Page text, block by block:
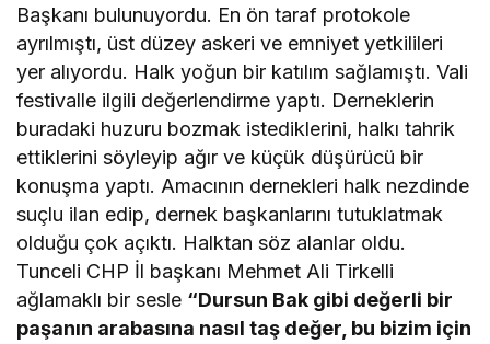
Başkanı bulunuyordu. En ön taraf protokole
ayrılmıştı, üst düzey askeri ve emniyet yetkilileri
yer alıyordu. Halk yoğun bir katılım sağlamıştı. Vali
festivalle ilgili değerlendirme yaptı. Derneklerin
buradaki huzuru bozmak istediklerini, halkı tahrik
ettiklerini söyleyip ağır ve küçük düşürücü bir
konuşma yaptı. Amacının dernekleri halk nezdinde
suçlu ilan edip, dernek başkanlarını tutuklatmak
olduğu çok açıktı. Halktan söz alanlar oldu.
Tunceli CHP İl başkanı Mehmet Ali Tirkelli
ağlamaklı bir sesle “Dursun Bak gibi değerli bir
paşanın arabasına nasıl taş değer, bu bizim için